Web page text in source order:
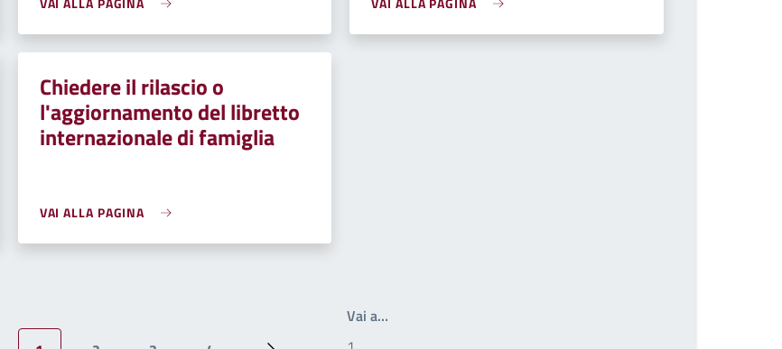
Chiedere il rilascio o
l'aggiornamento del libretto
internazionale di famiglia
VAI ALLA PAGINA
Vai a…Write the page number you want to go to